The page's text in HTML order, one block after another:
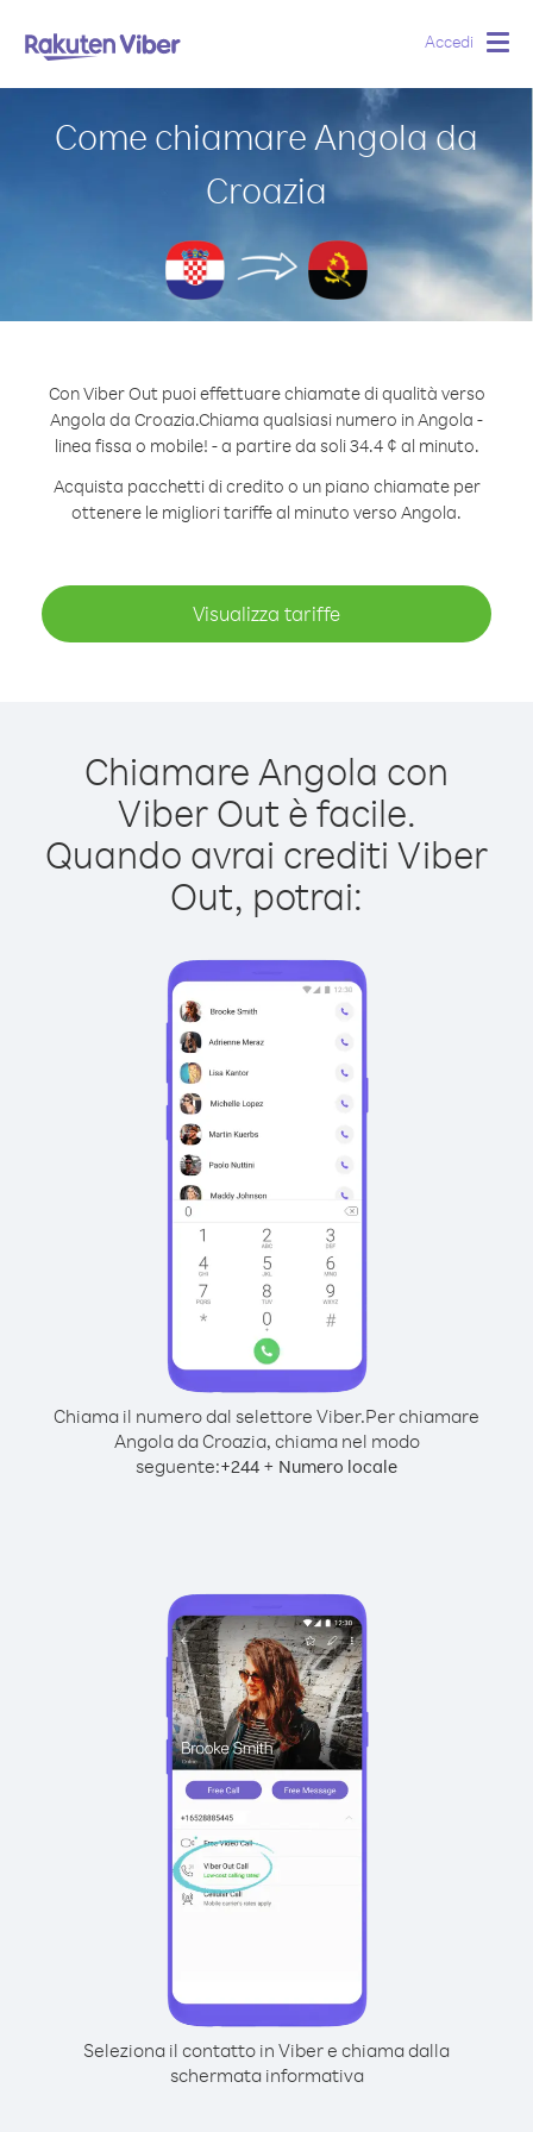
Accedi
Come chiamare Angola da
Croazia
Con Viber Out puoi effettuare chiamate di qualità verso
Angola da Croazia.Chiama qualsiasi numero in Angola -
linea fissa o mobile! - a partire da soli 34.4 ¢ al minuto.
Acquista pacchetti di credito o un piano chiamate per
ottenere le migliori tariffe al minuto verso Angola.
Visualizza tariffe
Chiamare Angola con
Viber Out è facile.
Quando avrai crediti Viber
Out, potrai:
Chiama il numero dal selettore Viber.Per chiamare
Angola da Croazia, chiama nel modo
seguente:+244 + Numero locale
Seleziona il contatto in Viber e chiama dalla
schermata informativa